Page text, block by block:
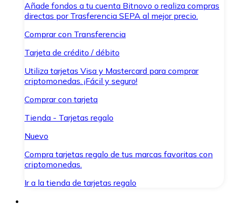
Añade fondos a tu cuenta Bitnovo o realiza compras
directas por Trasferencia SEPA al mejor precio.
Comprar con Transferencia
Tarjeta de crédito / débito
Utiliza tarjetas Visa y Mastercard para comprar
criptomonedas. ¡Fácil y seguro!
Comprar con tarjeta
Tienda - Tarjetas regalo
Nuevo
Compra tarjetas regalo de tus marcas favoritas con
criptomonedas.
Ir a la tienda de tarjetas regalo